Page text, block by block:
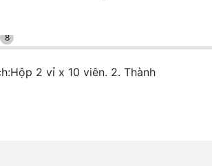
8
2 vỉ x 10 viên. 2. Thành